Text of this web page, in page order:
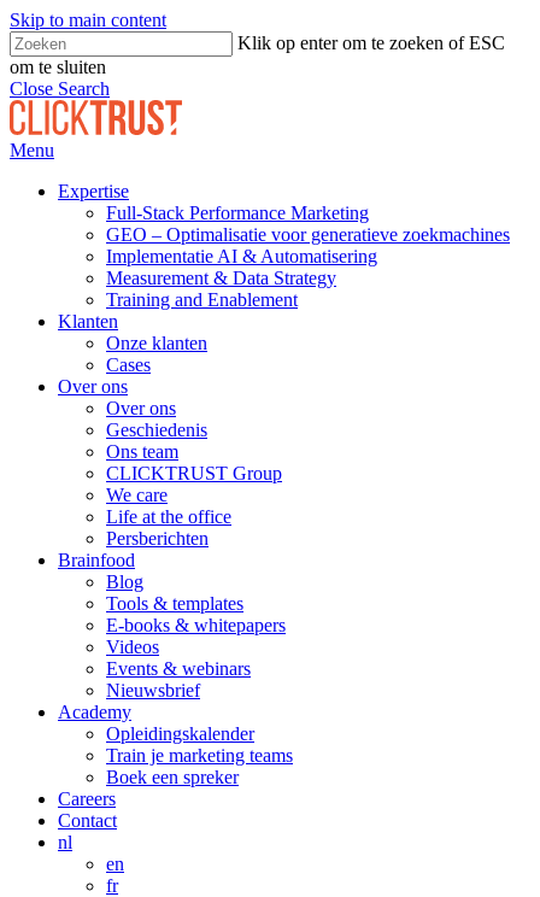
Skip to main content
Klik op enter om te zoeken of ESC
om te sluiten
Close Search
Menu
Expertise
Full-Stack Performance Marketing
GEO – Optimalisatie voor generatieve zoekmachines
Implementatie AI & Automatisering
Measurement & Data Strategy
Training and Enablement
Klanten
Onze klanten
Cases
Over ons
Over ons
Geschiedenis
Ons team
CLICKTRUST Group
We care
Life at the office
Persberichten
Brainfood
Blog
Tools & templates
E-books & whitepapers
Videos
Events & webinars
Nieuwsbrief
Academy
Opleidingskalender
Train je marketing teams
Boek een spreker
Careers
Contact
nl
en
fr